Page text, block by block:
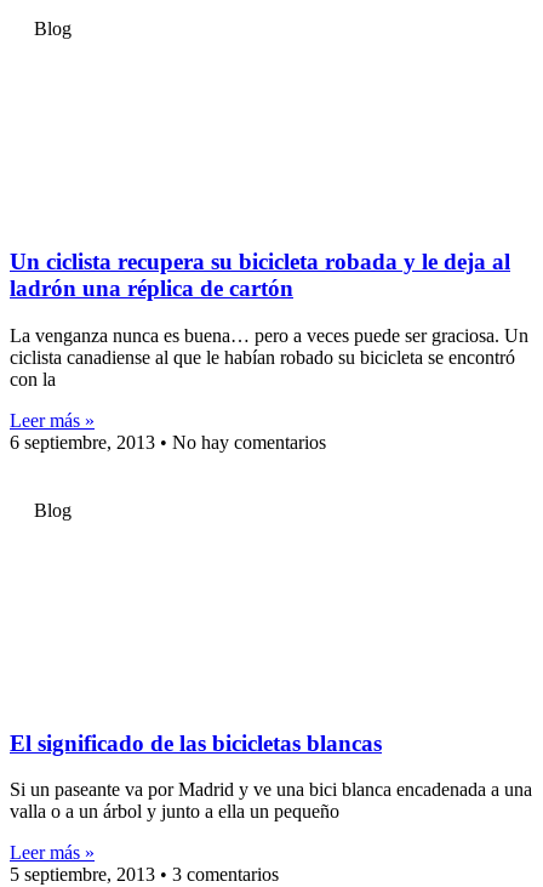
Blog
Un ciclista recupera su bicicleta robada y le deja al
ladrón una réplica de cartón
La venganza nunca es buena… pero a veces puede ser graciosa. Un
ciclista canadiense al que le habían robado su bicicleta se encontró
con la
Leer más »
6 septiembre, 2013
No hay comentarios
Blog
El significado de las bicicletas blancas
Si un paseante va por Madrid y ve una bici blanca encadenada a una
valla o a un árbol y junto a ella un pequeño
Leer más »
5 septiembre, 2013
3 comentarios